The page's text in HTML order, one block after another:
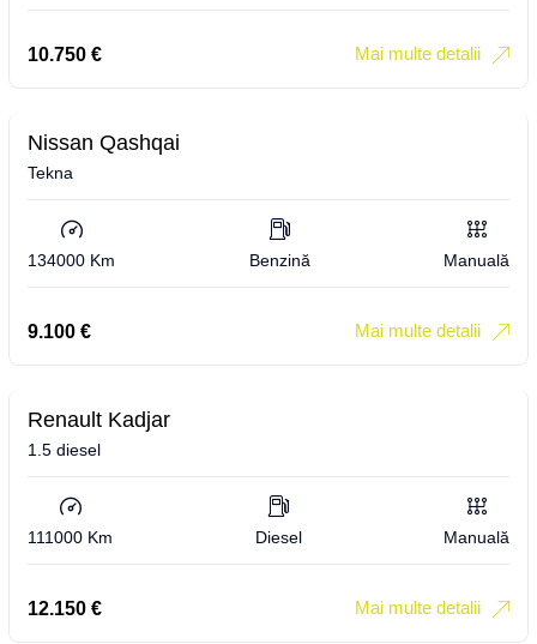
10.750 € Mai multe detalii
Nissan Qashqai
Tekna
134000 Km Benzină Manuală
9.100 € Mai multe detalii
Renault Kadjar
1.5 diesel
111000 Km Diesel Manuală
12.150 € Mai multe detalii